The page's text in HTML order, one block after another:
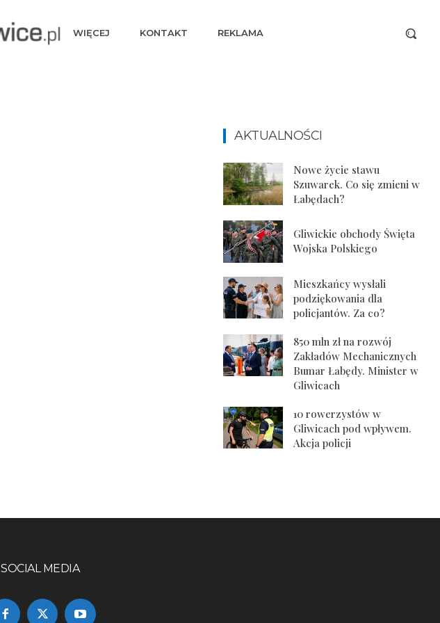
WIĘCEJ KONTAKT REKLAMA
AKTUALNOŚCI
Nowe życie stawu
Szuwarek. Co się zmieni w
Łabędach?
Gliwickie obchody Święta
Wojska Polskiego
Mieszkańcy wysłali
podziękowania dla
policjantów. Za co?
850 mln zł na rozwój
Zakładów Mechanicznych
Bumar Łabędy. Minister w
Gliwicach
10 rowerzystów w
Gliwicach pod wpływem.
Akcja policji
SOCIAL MEDIA